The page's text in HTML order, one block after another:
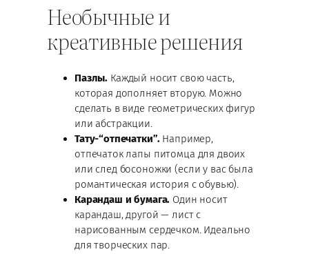
Необычные и
креативные решения
Пазлы. Каждый носит свою часть,
которая дополняет вторую. Можно
сделать в виде геометрических фигур
или абстракции.
Тату-“отпечатки”.Например,
отпечаток лапы питомца для двоих
или след босоножки (если у вас была
романтическая история с обувью).
Карандаш и бумага. Один носит
карандаш, другой — лист с
нарисованным сердечком. Идеально
для творческих пар.